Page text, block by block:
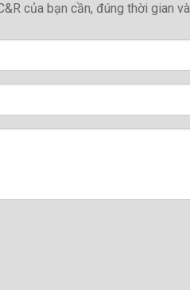
của bạn cần, đúng thời gian